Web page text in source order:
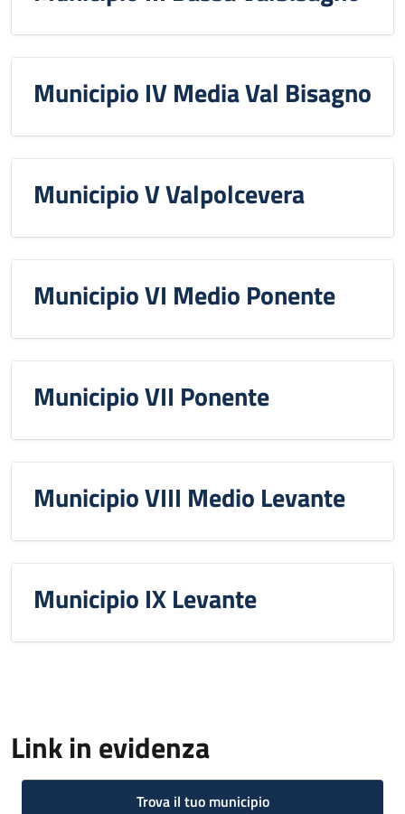
Municipio IV Media Val Bisagno
Municipio V Valpolcevera
Municipio VI Medio Ponente
Municipio VII Ponente
Municipio VIII Medio Levante
Municipio IX Levante
Link in evidenza
Trova il tuo municipio